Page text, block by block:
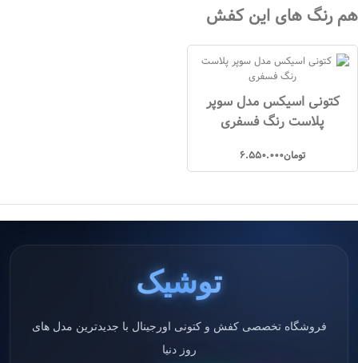
هم رنگ های این کفش
کتونی اسیکس مدل سوپر
پلاست رنگ فسفری
تومان6.550.000
توشیک
فروشگاه تخصصی کفش و کتونی اورجینال با جدیدترین مدل های
روز دنیا